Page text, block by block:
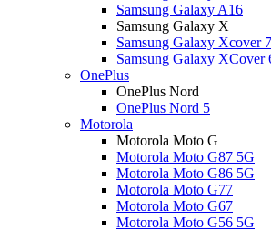
Samsung Galaxy A16
Samsung Galaxy X
Samsung Galaxy Xcover 7
Samsung Galaxy XCover
OnePlus
OnePlus Nord
OnePlus Nord 5
Motorola
Motorola Moto G
Motorola Moto G87 5G
Motorola Moto G86 5G
Motorola Moto G77
Motorola Moto G67
Motorola Moto G56 5G